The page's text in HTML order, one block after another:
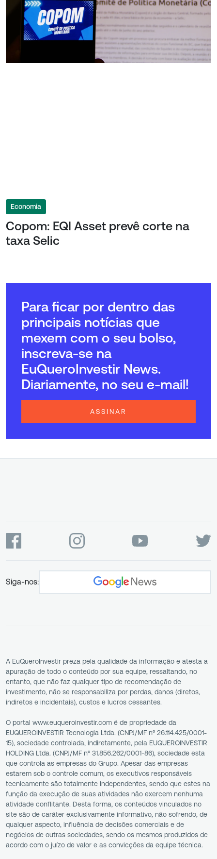
Economia
Copom: EQI Asset prevê corte na
taxa Selic
Para ficar por dentro das
principais notícias que
mexem com o seu bolso,
inscreva-se na
EuQueroInvestir News.
Diariamente, no seu e-mail!
ASSINAR
Siga-nos:
A EuQueroInvestir preza pela qualidade da informação e atesta a
apuração de todo o conteúdo por sua equipe, ressaltando, no
entanto, que não faz qualquer tipo de recomendação de
investimento, não se responsabiliza por perdas, danos (diretos,
indiretos e incidentais), custos e lucros cessantes.
O portal www.euqueroinvestir.com é de propriedade da
EUQUEROINVESTIR Tecnologia Ltda. (CNPJ/MF nº 26.114.425/0001-
15), sociedade controlada, indiretamente, pela EUQUEROINVESTIR
HOLDING Ltda. (CNPJ/MF nº 31.856.262/0001-86), sociedade esta
que controla as empresas do Grupo. Apesar das empresas
estarem sob o controle comum, os executivos responsáveis
tecnicamente são totalmente independentes, sendo que estes na
função da execução de suas atividades não exercem nenhuma
atividade conflitante. Desta forma, os conteúdos vinculados no
site são de caráter exclusivamente informativo, não sofrendo, de
qualquer aspecto, influência de decisões comerciais e de
negócios de outras sociedades, sendo os mesmos produzidos de
acordo com o juízo de valor e as convicções da equipe técnica.